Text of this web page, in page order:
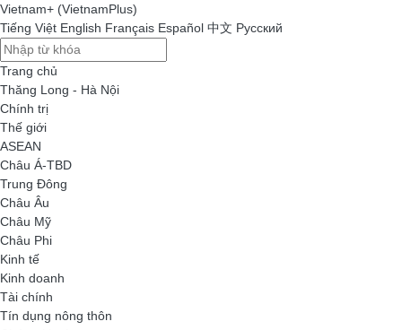
Vietnam+ (VietnamPlus)
Tiếng Việt English Français Español 中文 Русский
Trang chủ
Thăng Long - Hà Nội
Chính trị
Thế giới
ASEAN
Châu Á-TBD
Trung Đông
Châu Âu
Châu Mỹ
Châu Phi
Kinh tế
Kinh doanh
Tài chính
Tín dụng nông thôn